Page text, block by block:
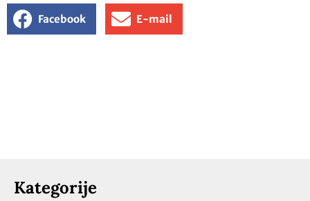
Facebook E-mail
Kategorije